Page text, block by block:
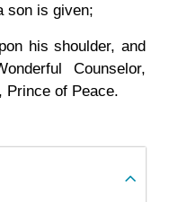
son is given;
his shoulder, and
Counselor,
Prince of Peace.